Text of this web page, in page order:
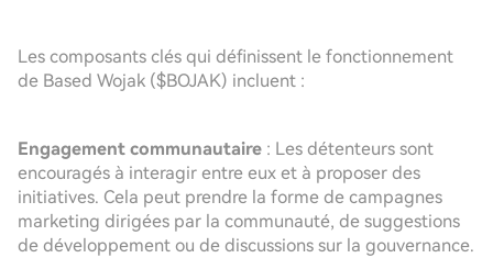
Les composants clés qui définissent le fonctionnement
de Based Wojak ($BOJAK) incluent :
Engagement communautaire : Les détenteurs sont
encouragés à interagir entre eux et à proposer des
initiatives. Cela peut prendre la forme de campagnes
marketing dirigées par la communauté, de suggestions
de développement ou de discussions sur la gouvernance.